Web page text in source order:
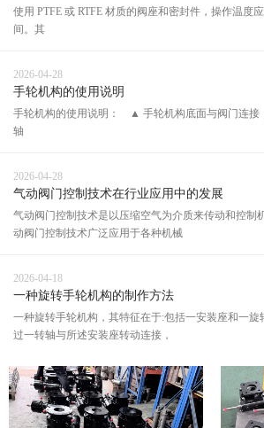
使用 PTFE 或 RTFE 材质的阀座和密封件，操作温度
间。其
2026-04-28
手轮机构的使用说明
手轮机构的使用说明： ▲ 手轮机构底面与阀门连接
轴
2026-04-28
气动阀门控制技术在行业应用中的发展
气动阀门控制技术是以压缩空气为介质来传动和控制
动阀门控制技术广泛应用于各种机械
2026-04-18
一种旋转手轮机构的制作方法
一种旋转手轮机构，其特征在于:包括一安装座和一旋
过一转轴与所述安装座转动连接，